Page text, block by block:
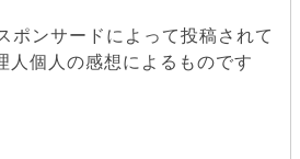
ンサードによって投稿されて
人個人の感想によるものです